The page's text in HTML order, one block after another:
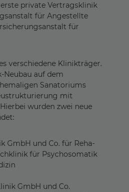
r
für Erwachsene
private Vertragsklinik
für Angestellte
für
verschiedene Klinikträger.
Neubau auf dem
Sanatoriums
mit
wurden zwei neue
GmbH und Co. für Reha-
für Psychosomatik
GmbH und Co.